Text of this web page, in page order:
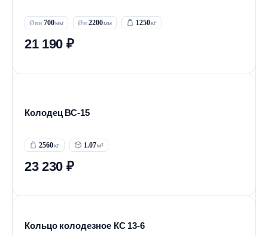
700 2200 1250
21 190 ₽
Колодец ВС-15
2560 1.07
23 230 ₽
Кольцо колодезное КС 13-6